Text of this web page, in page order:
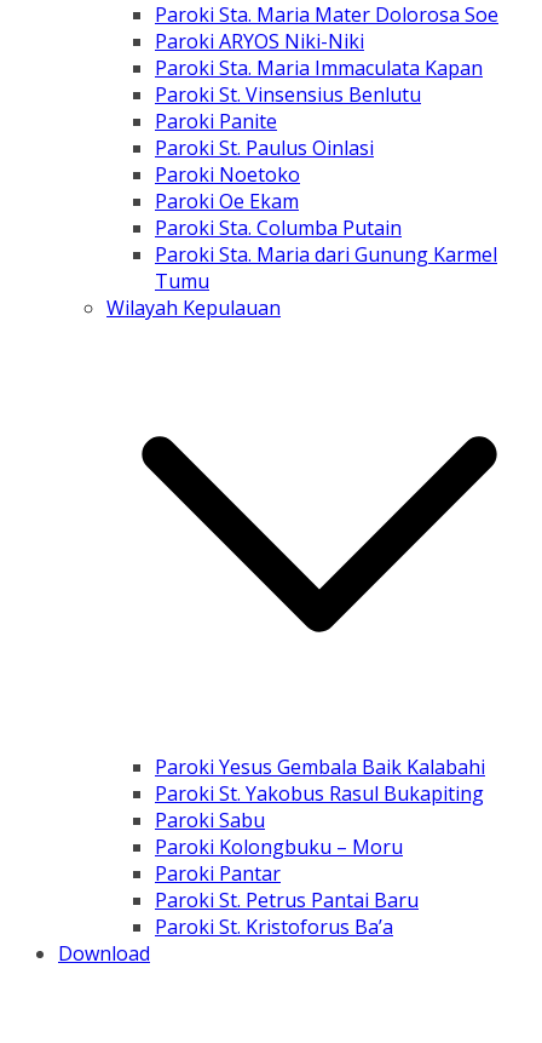
Paroki Sta. Maria Mater Dolorosa Soe
Paroki ARYOS Niki-Niki
Paroki Sta. Maria Immaculata Kapan
Paroki St. Vinsensius Benlutu
Paroki Panite
Paroki St. Paulus Oinlasi
Paroki Noetoko
Paroki Oe Ekam
Paroki Sta. Columba Putain
Paroki Sta. Maria dari Gunung Karmel
Tumu
Wilayah Kepulauan
Paroki Yesus Gembala Baik Kalabahi
Paroki St. Yakobus Rasul Bukapiting
Paroki Sabu
Paroki Kolongbuku – Moru
Paroki Pantar
Paroki St. Petrus Pantai Baru
Paroki St. Kristoforus Ba’a
Download